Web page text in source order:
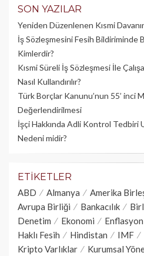
SON YAZILAR
Yeniden Düzenlenen Kısmi
İş Sözleşmesini Fesih Bildiriminde
Kimlerdir?
Kısmi Süreli İş Sözleşmesi İle
Nasıl Kullandırılır?
Türk Borçlar Kanunu’nun 55’ inci
Değerlendirilmesi
İşçi Hakkında Adli Kontrol Tedbiri
Nedeni midir?
ETIKETLER
ABD Almanya Amerika
Avrupa Birliği
Bankacılık
Denetim
Ekonomi Enflasyon
Haklı Fesih
Hindistan IMF
Kripto Varlıklar
Kurumsal